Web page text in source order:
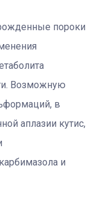
пороки
Возможную
в
аплазии кутис,
и